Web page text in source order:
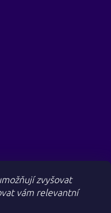
zvyšovat
vám relevantní